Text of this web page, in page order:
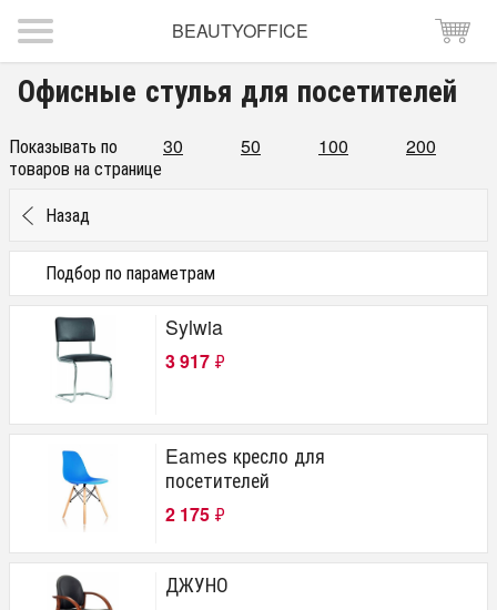
BEAUTYOFFICE
Офисные стулья для посетителей
Показывать по 30 50 100
200
товаров на странице
Назад
Подбор по параметрам
Цена
от
Бренд
Chairman
Бюрократ
Новый Стиль (Белоруссия)
Хорошие кресла
Everprof
Мирэй
Norden
Sylwia
3 917 ₽
Eames кресло для
посетителей
2 175 ₽
ДЖУНО